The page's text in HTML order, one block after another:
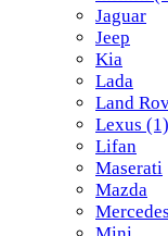
Jaguar
Jeep
Kia
Lada
Land
Lexus (1)
Lifan
Maserati
Mazda
Mercedes